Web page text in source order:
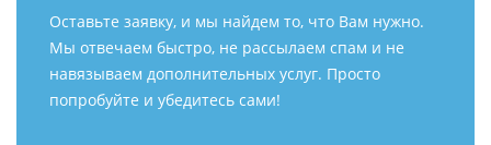
Оставьте заявку, и мы найдем то, что Вам нужно.
Мы отвечаем быстро, не рассылаем спам и не
навязываем дополнительных услуг. Просто
попробуйте и убедитесь сами!